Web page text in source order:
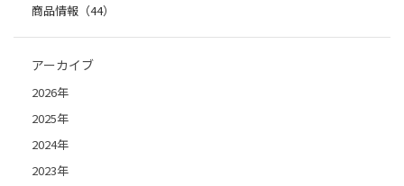
商品情報（44）
アーカイブ
2026年
2025年
2024年
2023年